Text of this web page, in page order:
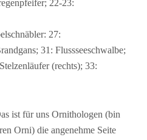
22-23:
27:
31: Flussseeschwalbe;
(rechts); 33:
ist für uns Ornithologen (bin
Orni) die angenehme Seite